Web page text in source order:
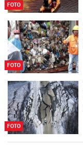
FOTO
FOTO
FOTO